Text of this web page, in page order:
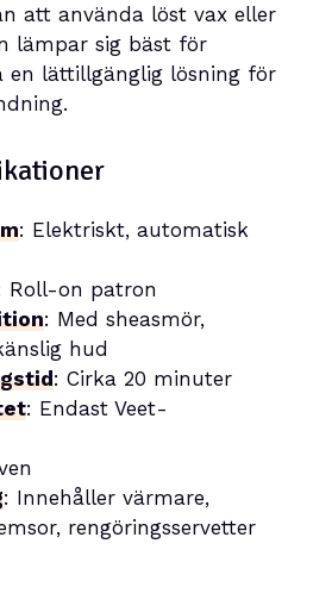
att använda löst vax eller
lämpar sig bäst för
en lättillgänglig lösning för
: Elektriskt, automatisk
Roll-on patron
: Med sheasmör,
hud
: Cirka 20 minuter
: Endast Veet-
: Innehåller värmare,
rengöringsservetter